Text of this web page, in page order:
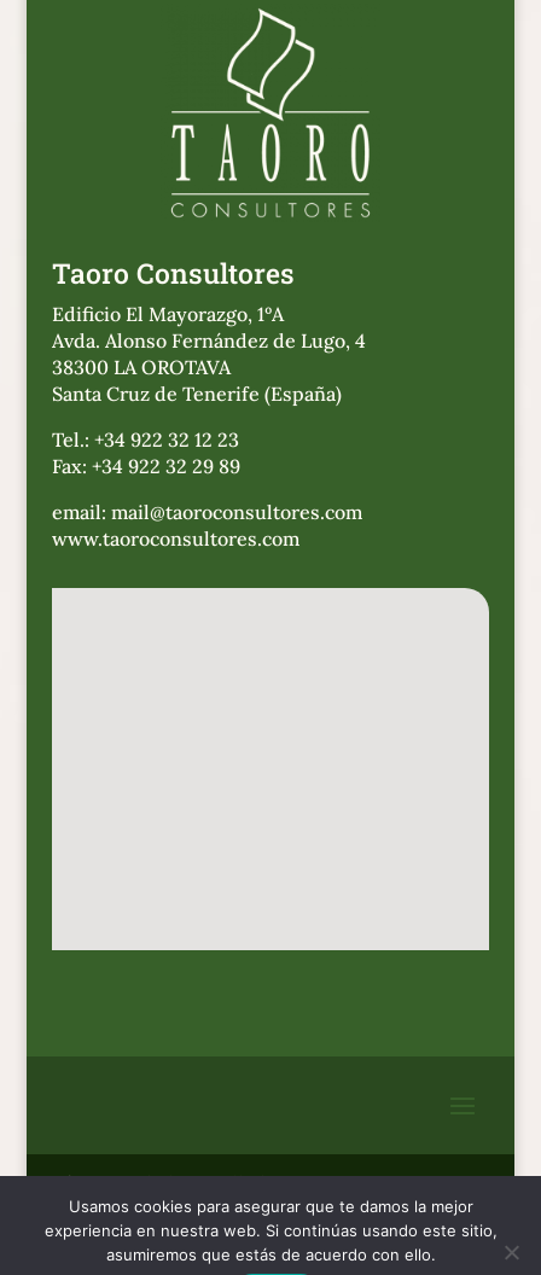
Taoro Consultores
Edificio El Mayorazgo, 1ºA
Avda. Alonso Fernández de Lugo, 4
38300 LA OROTAVA
Santa Cruz de Tenerife (España)
Tel.: +34 922 32 12 23
Fax: +34 922 32 29 89
email: mail@taoroconsultores.com
www.taoroconsultores.com
Página Web desarrollada por:
www.ymanera.com
Usamos cookies para asegurar que te damos la mejor
experiencia en nuestra web. Si continúas usando este sitio,
asumiremos que estás de acuerdo con ello.